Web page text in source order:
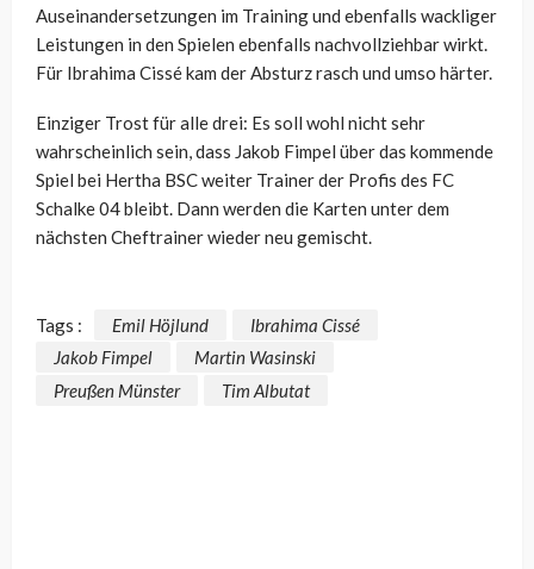
Auseinandersetzungen im Training und ebenfalls wackliger
Leistungen in den Spielen ebenfalls nachvollziehbar wirkt.
Für Ibrahima Cissé kam der Absturz rasch und umso härter.
Einziger Trost für alle drei: Es soll wohl nicht sehr
wahrscheinlich sein, dass Jakob Fimpel über das kommende
Spiel bei Hertha BSC weiter Trainer der Profis des FC
Schalke 04 bleibt. Dann werden die Karten unter dem
nächsten Cheftrainer wieder neu gemischt.
Tags : Emil Höjlund
Ibrahima Cissé
Jakob Fimpel
Martin Wasinski
Preußen Münster
Tim Albutat